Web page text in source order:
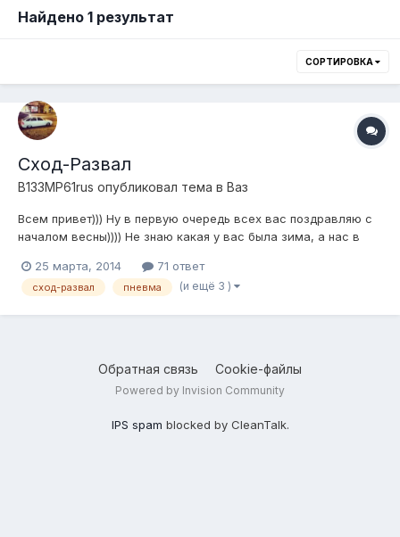
Найдено 1 результат
СОРТИРОВКА
Сход-Развал
B133MP61rus опубликовал тема в Ваз
Всем привет))) Ну в первую очередь всех вас поздравляю с
началом весны)))) Не знаю какая у вас была зима, а нас в
как СХОД-РАЗВАЛ, потому что за зиму съело передние
колеса напрочь, как лучше выставить? самое частое
25 марта, 2014 71 ответ
сход-развал пневма (и ещё 3 )
Обратная связь Cookie-файлы
Powered by Invision Community
IPS spam blocked by CleanTalk.